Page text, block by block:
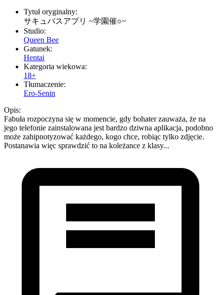
Tytuł oryginalny:
サキュバスアプリ ~学園催○~
Studio:
Queen Bee
Gatunek:
Hentai
Kategoria wiekowa:
18+
Tłumaczenie:
Ero-Senin
Opis:
Fabuła rozpoczyna się w momencie, gdy bohater zauważa, że na
jego telefonie zainstalowana jest bardzo dziwna aplikacja, podobno
może zahipnotyzować każdego, kogo chce, robiąc tylko zdjęcie.
Postanawia więc sprawdzić to na koleżance z klasy...